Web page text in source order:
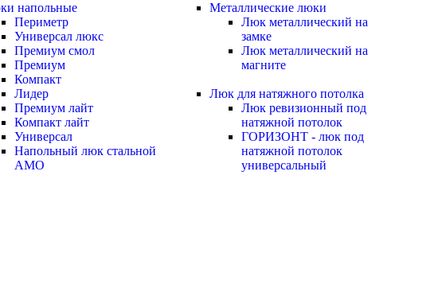
напольные
Периметр
Универсал люкс
Премиум смол
Премиум
Компакт
Лидер
Премиум лайт
Компакт лайт
Универсал
Напольный люк стальной
АМО
Металлические люки
Люк металлический на
замке
Люк металлический на
магните
Люк для натяжного потолка
Люк ревизионный под
натяжной потолок
ГОРИЗОНТ - люк под
натяжной потолок
универсальный